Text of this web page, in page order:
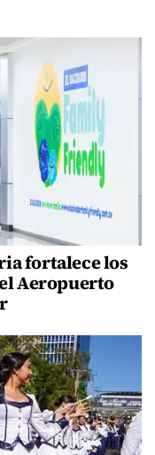
fortalece los
Aeropuerto